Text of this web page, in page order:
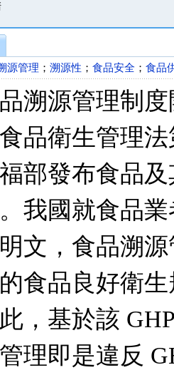
源管理 ； 溯源性 ； 食品安全 ； 食品
溯源管理制
品衛生管理
部發布食品
我國就食品
文，食品溯
食品良好衛
，基於該
理即是違反